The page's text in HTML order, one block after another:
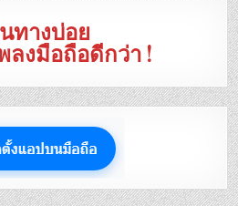
ทางบ่อย
ลงมือถือดีกว่า !